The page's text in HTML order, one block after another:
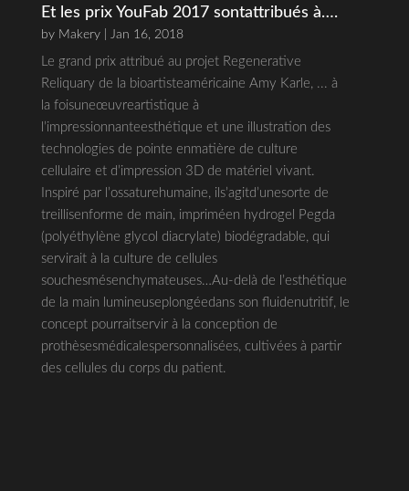
Et les prix YouFab 2017 sontattribués à….
by Makery| Jan 16, 2018
Le grand prix attribué au projet Regenerative
Reliquary de la bioartisteaméricaine Amy Karle, ... à
la foisuneœuvreartistique à
l’impressionnanteesthétique et une illustration des
technologies de pointe enmatière de culture
cellulaire et d’impression 3D de matériel vivant.
Inspiré par l’ossaturehumaine, ils’agitd’unesorte de
treillisenforme de main, impriméen hydrogel Pegda
(polyéthylène glycol diacrylate) biodégradable, qui
servirait à la culture de cellules
souchesmésenchymateuses…Au-delà de l’esthétique
de la main lumineuseplongéedans son fluidenutritif, le
concept pourraitservir à la conception de
prothèsesmédicalespersonnalisées, cultivées à partir
des cellules du corps du patient.